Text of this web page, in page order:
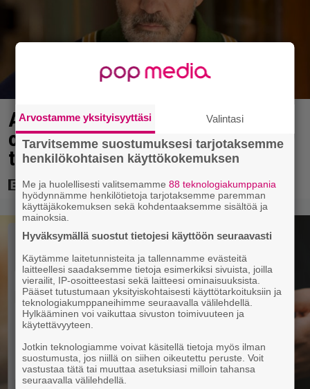
Antonio Banderas: ”Sydänkohtaus
on parasta mitä minulle on
tapahtunut”
Arvostamme yksityisyyttäsi Valintasi
Tarvitsemme suostumuksesi tarjotaksemme
henkilökohtaisen käyttökokemuksen
Me ja huolellisesti valitsemamme88 teknologiakumppania
hyödynnämme henkilötietoja tarjotaksemme paremman
käyttäjäkokemuksen sekä kohdentaaksemme sisältöä ja
mainoksia.
Hyväksymällä suostut tietojesi käyttöön seuraavasti
Käytämme laitetunnisteita ja tallennamme evästeitä
laitteellesi saadaksemme tietoja esimerkiksi sivuista, joilla
vierailit, IP-osoitteestasi sekä laitteesi ominaisuuksista.
Pääset tutustumaan yksityiskohtaisesti käyttötarkoituksiin ja
teknologiakumppaneihimme seuraavalla välilehdellä.
Hylkääminen voi vaikuttaa sivuston toimivuuteen ja
käytettävyyteen.
Jotkin teknologiamme voivat käsitellä tietoja myös ilman
suostumusta, jos niillä on siihen oikeutettu peruste. Voit
vastustaa tätä tai muuttaa asetuksiasi milloin tahansa
seuraavalla välilehdellä.